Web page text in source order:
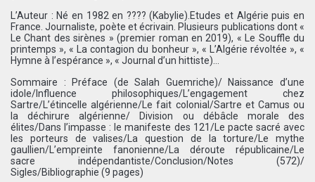
L’Auteur : Né en 1982 en ???? (Kabylie).Etudes et Algérie puis en
France. Journaliste, poète et écrivain. Plusieurs publications dont «
Le Chant des sirènes » (premier roman en 2019), « Le Souffle du
printemps », « La contagion du bonheur », « L’Algérie révoltée », «
Hymne à l’espérance », « Journal d’un hittiste)…
Sommaire : Préface (de Salah Guemriche)/ Naissance d’une
idole/Influence philosophiques/L’engagement chez
Sartre/L’étincelle algérienne/Le fait colonial/Sartre et Camus ou
la déchirure algérienne/ Division ou débâcle morale des
élites/Dans l’impasse : le manifeste des 121/Le pacte sacré avec
les porteurs de valises/La question de la torture/Le mythe
gaullien/L’empreinte fanonienne/La déroute républicaine/Le
sacre indépendantiste/Conclusion/Notes (572)/
Sigles/Bibliographie (9 pages)